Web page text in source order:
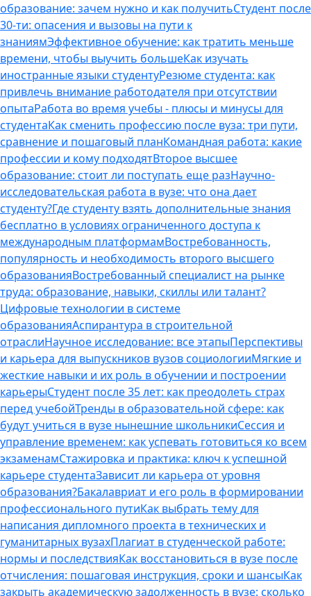
образование: зачем нужно и как получитьСтудент после
30-ти: опасения и вызовы на пути к
знаниямЭффективное обучение: как тратить меньше
времени, чтобы выучить большеКак изучать
иностранные языки студентуРезюме студента: как
привлечь внимание работодателя при отсутствии
опытаРабота во время учебы - плюсы и минусы для
студентаКак сменить профессию после вуза: три пути,
сравнение и пошаговый планКомандная работа: какие
профессии и кому подходятВторое высшее
образование: стоит ли поступать еще разНаучно-
исследовательская работа в вузе: что она дает
студенту?Где студенту взять дополнительные знания
бесплатно в условиях ограниченного доступа к
международным платформамВостребованность,
популярность и необходимость второго высшего
образованияВостребованный специалист на рынке
труда: образование, навыки, скиллы или талант?
Цифровые технологии в системе
образованияАспирантура в строительной
отраслиНаучное исследование: все этапыПерспективы
и карьера для выпускников вузов социологииМягкие и
жесткие навыки и их роль в обучении и построении
карьерыСтудент после 35 лет: как преодолеть страх
перед учебойТренды в образовательной сфере: как
будут учиться в вузе нынешние школьникиСессия и
управление временем: как успевать готовиться ко всем
экзаменамСтажировка и практика: ключ к успешной
карьере студентаЗависит ли карьера от уровня
образования?Бакалавриат и его роль в формировании
профессионального путиКак выбрать тему для
написания дипломного проекта в технических и
гуманитарных вузахПлагиат в студенческой работе:
нормы и последствияКак восстановиться в вузе после
отчисления: пошаговая инструкция, сроки и шансыКак
закрыть академическую задолженность в вузе: сколько